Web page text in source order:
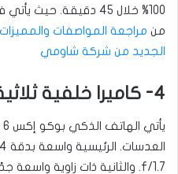
من
الجديد من شركة شاومي
4- كاميرا خلفية ثلاثية العدسات